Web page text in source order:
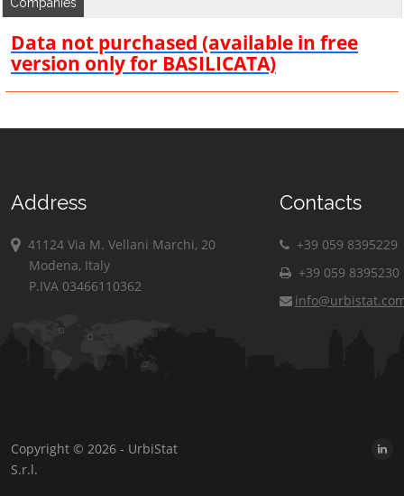
Data not purchased (available in free
version only for BASILICATA)
Address
41124 Via M. Vellani Marchi, 20
Modena, Italy
P.IVA 03466110362
Contacts
+39 059 8395229
+39 059 8395230
Copyright © 2026 - UrbiStat
S.r.l.